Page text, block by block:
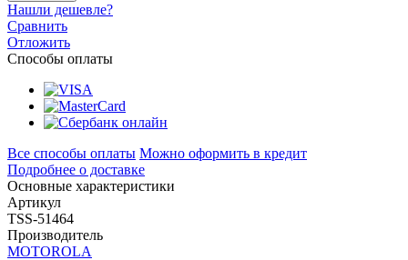
Нашли дешевле?
Сравнить
Отложить
Способы оплаты
Все способы оплаты Можно оформить в кредит
Подробнее о доставке
Основные характеристики
Артикул
TSS-51464
Производитель
MOTOROLA